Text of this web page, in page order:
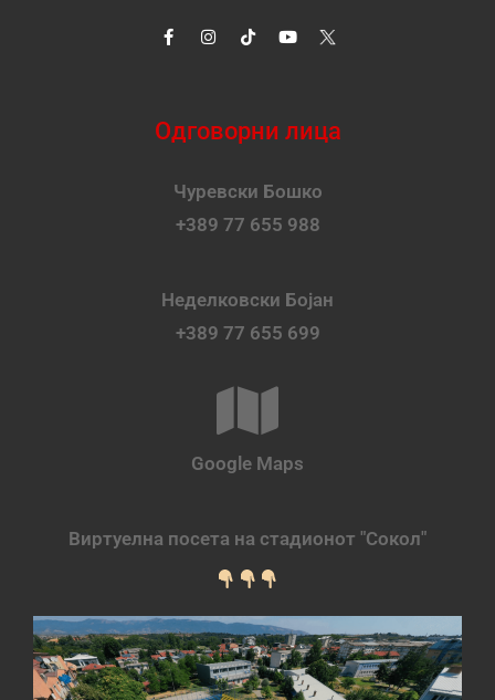
Одговорни лица
Чуревски Бошко
+389 77 655 988
Неделковски Бојан
+389 77 655 699
Google Maps
Виртуелна посета на стадионот "Сокол"